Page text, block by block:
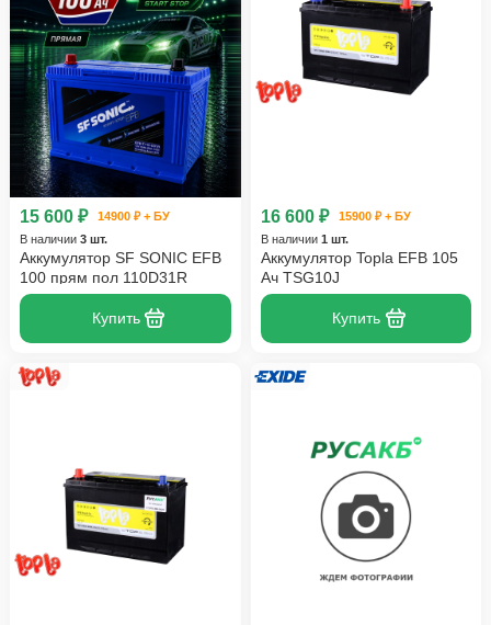
15 600 ₽
14900 ₽ + БУ
В наличии 3 шт.
Аккумулятор SF SONIC EFB
100 прям пол 110D31R
Купить
16 600 ₽
15900 ₽ + БУ
В наличии 1 шт.
Аккумулятор Topla EFB 105
Ач TSG10J
Купить